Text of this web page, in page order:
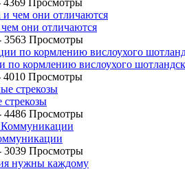
4369 Просмотры
они отличаются
3563 Просмотры
по кормлению вислоухого
4010 Просмотры
4486 Просмотры
3039 Просмотры